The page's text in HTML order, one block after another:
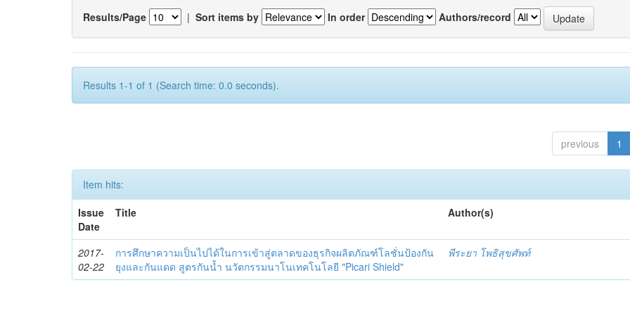
Results/Page | Sort items by In order Authors/record
Results 1-1 of 1 (Search time: 0.0 seconds).
previous 1
Item hits:
Issue
Date
Title Author(s)
2017-
02-22
การศึกษาความเป็นไปได้ในการเข้าสู่ตลาดของธุรกิจผลิตภัณฑ์โลชั่นป้องกัน
ยุงและกันแดด สูตรกันน้ำ นวัตกรรมนาโนเทคโนโลยี "Picari Shield"
พีระยา โพธิสุขศัพท์